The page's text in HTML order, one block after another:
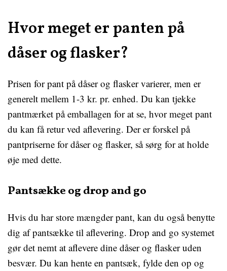
Hvor meget er panten på
dåser og flasker?
Prisen for pant på dåser og flasker varierer, men er
generelt mellem 1-3 kr. pr. enhed. Du kan tjekke
pantmærket på emballagen for at se, hvor meget pant
du kan få retur ved aflevering. Der er forskel på
pantpriserne for dåser og flasker, så sørg for at holde
øje med dette.
Pantsække og drop and go
Hvis du har store mængder pant, kan du også benytte
dig af pantsække til aflevering. Drop and go systemet
gør det nemt at aflevere dine dåser og flasker uden
besvær. Du kan hente en pantsæk, fylde den op og